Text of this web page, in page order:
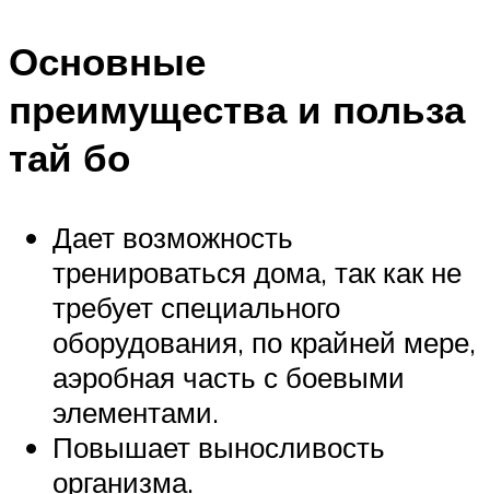
Основные
преимущества и польза
тай бо
Дает возможность
тренироваться дома, так как не
требует специального
оборудования, по крайней мере,
аэробная часть с боевыми
элементами.
Повышает выносливость
организма.